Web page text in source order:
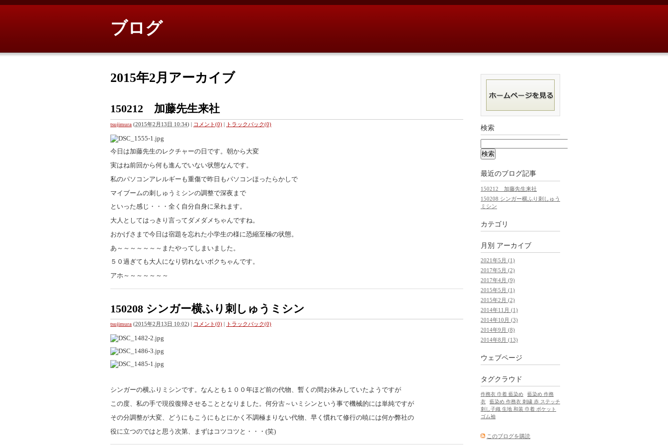
ブログ
2015年2月アーカイブ
150212 加藤先生来社
tsujimura (2015年2月13日 10:34) | コメント(0) | トラックバック(0)
今日は加藤先生のレクチャーの日です。朝から大変
実はね前回から何も進んでいない状態なんです。
私のパソコンアレルギーも重傷で昨日もパソコンほったらかしで
マイブームの刺しゅうミシンの調整で深夜まで
といった感じ・・・全く自分自身に呆れます。
大人としてはっきり言ってダメダメちゃんですね。
おかげさまで今日は宿題を忘れた小学生の様に恐縮至極の状態。
あ～～～～～～～またやってしまいました。
５０過ぎても大人になり切れないボクちゃんです。
アホ～～～～～～～
150208 シンガー横ふり刺しゅうミシン
tsujimura (2015年2月13日 10:02) コメント(0) トラックバック(0)
シンガーの横ふりミシンです。なんとも１００年ほど前の代物、暫くの間お休みしていたようですが
この度、私の手で現役復帰させることとなりました。何分古～いミシンという事で機械的には単純ですが
その分調整が大変、どうにもこうにもとにかく不調極まりない代物、早く慣れて修行の暁には何か弊社の
役に立つのではと思う次第、まずはコツコツと・・・(笑)
検索
最近のブログ記事
150212 加藤先生来社
150208 シンガー横ふり刺しゅう
ミシン
カテゴリ
月別 アーカイブ
2021年5月 (1)
2017年5月 (2)
2017年4月 (9)
2015年5月 (1)
2015年2月 (2)
2014年11月 (1)
2014年10月 (3)
2014年9月 (8)
2014年8月 (13)
ウェブページ
タグクラウド
作務衣 巾着 藍染め
藍染め 作務
衣
藍染め 作務衣 刺繍 赤 ステッチ
刺し子織 生地 和装 巾着 ポケット
ゴム袖
このブログを購読